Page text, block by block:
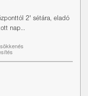
2' sétára, eladó
nap...